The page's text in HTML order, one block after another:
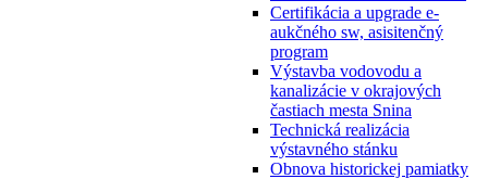
Certifikácia a upgrade e-
aukčného sw, asisitenčný
program
Výstavba vodovodu a
kanalizácie v okrajových
častiach mesta Snina
Technická realizácia
výstavného stánku
Obnova historickej pamiatky